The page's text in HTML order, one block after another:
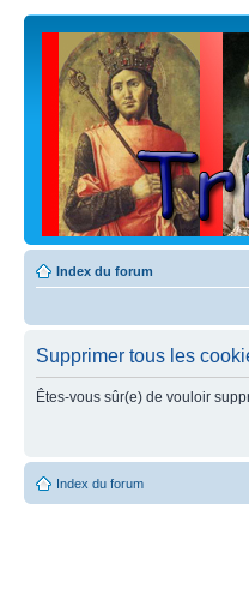
Index du forum
Supprimer tous les
Êtes-vous sûr(e) de vouloir
Index du forum